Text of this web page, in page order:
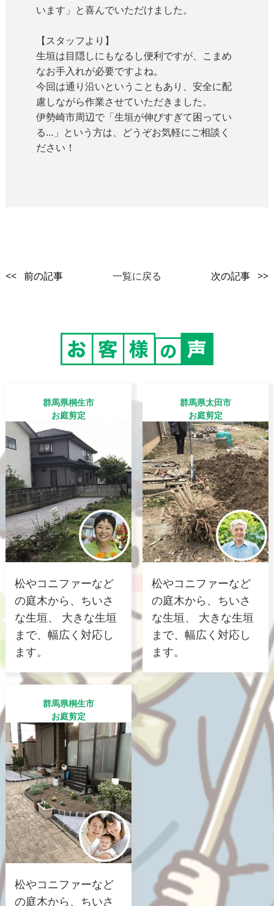
います」と喜んでいただけました。
【スタッフより】
生垣は目隠しにもなるし便利ですが、こまめ
なお手入れが必要ですよね。
今回は通り沿いということもあり、安全に配
慮しながら作業させていただきました。
伊勢崎市周辺で「生垣が伸びすぎて困ってい
る…」という方は、どうぞお気軽にご相談く
ださい！
<< 前の記事 一覧に戻る 次の記事 >>
群馬県桐生市
お庭剪定
松やコニファーなど
の庭木から、ちいさ
な生垣、 大きな生垣
まで、幅広く対応し
ます。
群馬県太田市
お庭剪定
松やコニファーなど
の庭木から、ちいさ
な生垣、 大きな生垣
まで、幅広く対応し
ます。
群馬県桐生市
お庭剪定
松やコニファーなど
の庭木から、ちいさ